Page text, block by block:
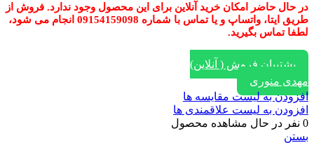
در حال حاضر امکان خرید آنلاین برای این محصول وجود ندارد. فروش از
طریق ایتا، واتساپ و یا تماس با شماره 09154159098 انجام می شود،
لطفا تماس بگیرید.
پشتیبان فروش ( آنلاین)
مهدی منوری
افزودن به لیست مقایسه ها
افزودن به لیست علاقمندی ها
0 نفر در حال مشاهده محصول
بستن